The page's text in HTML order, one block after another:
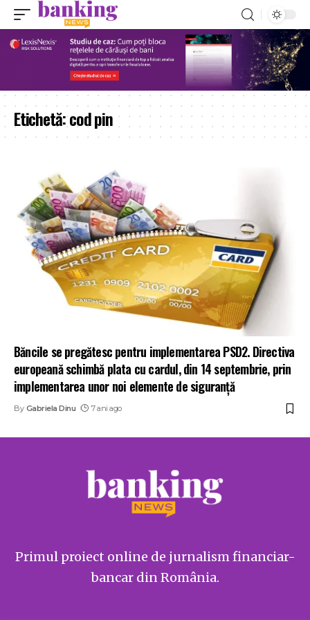
Etichetă:cod pin
Băncile se pregătesc pentru implementarea PSD2. Directiva
europeană schimbă plata cu cardul, din 14 septembrie, prin
implementarea unor noi elemente de siguranță
By Gabriela Dinu 7 ani ago
Primul proiect online de jurnalism financiar-
bancar din România.